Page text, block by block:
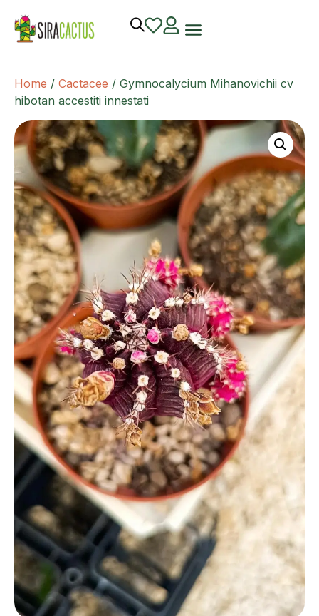
Home / Cactacee / Gymnocalycium Mihanovichii cv
hibotan accestiti innestati